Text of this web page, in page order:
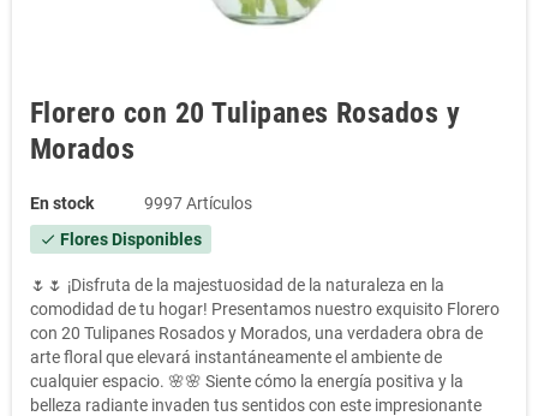
Florero con 20 Tulipanes Rosados y
Morados
En stock 9997 Artículos
check Flores Disponibles
🌷🌷 ¡Disfruta de la majestuosidad de la naturaleza en la
comodidad de tu hogar! Presentamos nuestro exquisito Florero
con 20 Tulipanes Rosados y Morados, una verdadera obra de
arte floral que elevará instantáneamente el ambiente de
cualquier espacio. 🌸🌸 Siente cómo la energía positiva y la
belleza radiante invaden tus sentidos con este impresionante